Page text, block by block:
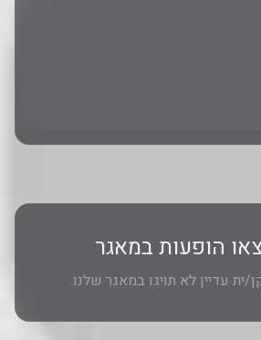
הופעות במאגר
ית עדיין לא תויגו במאגר שלנו.